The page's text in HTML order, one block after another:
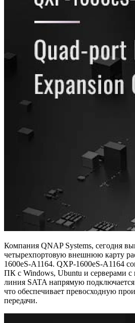
Компания QNAP Systems, сегодня
четырехпортовую внешнюю карту
1600eS-A1164. QXP-1600eS-A1164
ПК с Windows, Ubuntu и серверами
линия SATA напрямую
что обеспечивает превосходную
передачи.